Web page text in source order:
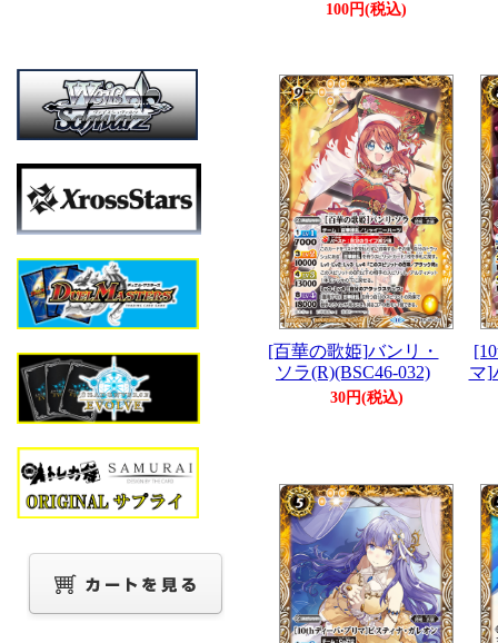
100円(税込)
[百華の歌姫]バンリ・
ソラ(R)(BSC46-032)
30円(税込)
マ]